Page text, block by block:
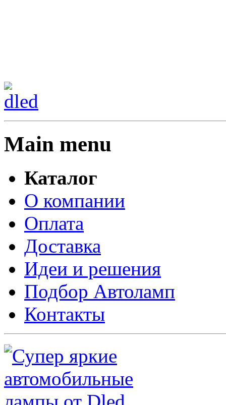
Main menu
Каталог
О компании
Оплата
Доставка
Идеи и решения
Подбор Автоламп
Контакты